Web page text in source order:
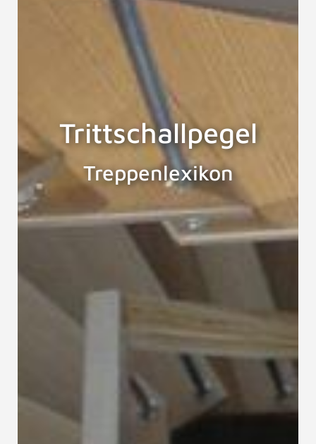
Trittschallpegel
Treppenlexikon